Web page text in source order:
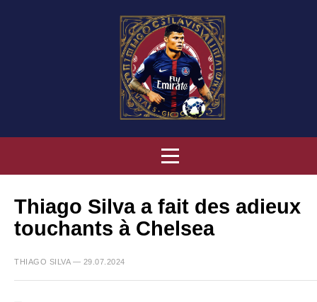
Thiago Silva a fait des adieux
touchants à Chelsea
THIAGO SILVA — 29.07.2024